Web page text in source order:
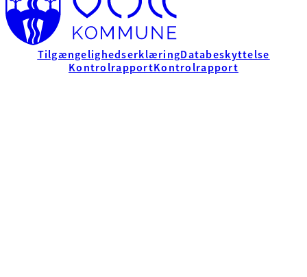
TilgængelighedserklæringDatabeskyttelse
KontrolrapportKontrolrapport